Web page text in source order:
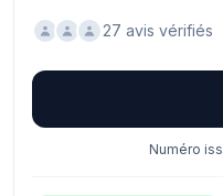
27 avis vérifiés
Numéro